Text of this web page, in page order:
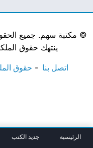
© مكتبة سهم. جميع
ينتهك حقوق
اتصل بنا حقوق
الرئيسية جديد الكتب